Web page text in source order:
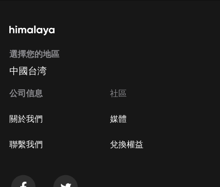
方法 Google Play取消訂閱方法
選擇您的地區
中國台湾
公司信息
關於我們
聯繫我們
社區
媒體
兌換權益